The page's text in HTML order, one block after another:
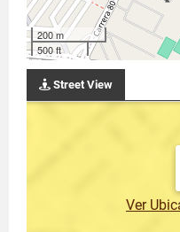
200 m
500 ft
Street View
Ver